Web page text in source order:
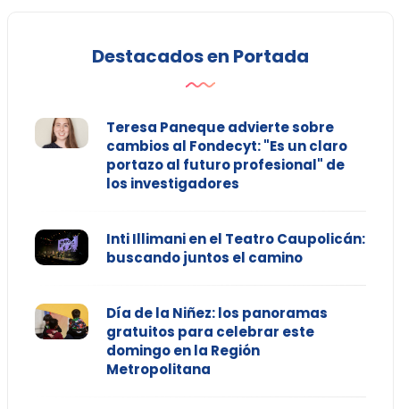
Destacados en Portada
Teresa Paneque advierte sobre
cambios al Fondecyt: "Es un claro
portazo al futuro profesional" de
los investigadores
Inti Illimani en el Teatro Caupolicán:
buscando juntos el camino
Día de la Niñez: los panoramas
gratuitos para celebrar este
domingo en la Región
Metropolitana